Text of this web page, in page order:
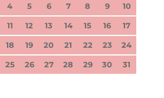
4 5 6 7 8 9 10
11 12 13 14 15 16 17
18 19 20 21 22 23 24
25 26 27 28 29 30 31